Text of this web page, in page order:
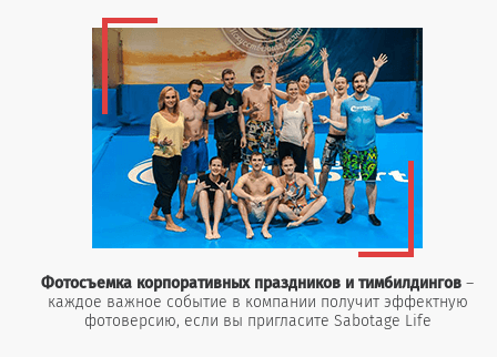
Фотосъемка корпоративных праздников и тимбилдингов –
каждое важное событие в компании получит эффектную
фотоверсию, если вы пригласите Sabotage Life